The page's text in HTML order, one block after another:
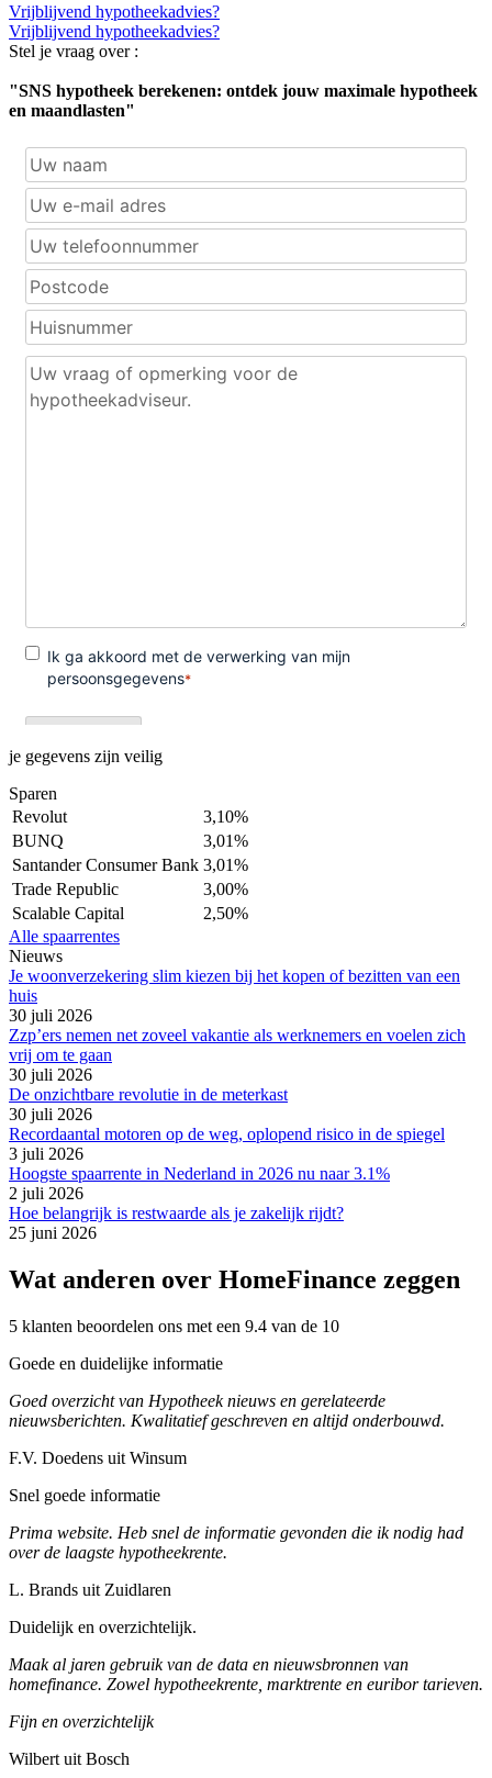
Vrijblijvend hypotheekadvies?
Vrijblijvend hypotheekadvies?
Stel je vraag over :
"SNS hypotheek berekenen: ontdek jouw maximale hypotheek
en maandlasten"
je gegevens zijn veilig
Sparen
Revolut
3,10%
BUNQ
3,01%
Santander Consumer Bank 3,01%
Trade Republic
3,00%
Scalable Capital
2,50%
Alle spaarrentes
Nieuws
Je woonverzekering slim kiezen bij het kopen of bezitten van een
huis
30 juli 2026
Zzp’ers nemen net zoveel vakantie als werknemers en voelen zich
vrij om te gaan
30 juli 2026
De onzichtbare revolutie in de meterkast
30 juli 2026
Recordaantal motoren op de weg, oplopend risico in de spiegel
3 juli 2026
Hoogste spaarrente in Nederland in 2026 nu naar 3.1%
2 juli 2026
Hoe belangrijk is restwaarde als je zakelijk rijdt?
25 juni 2026
Wat anderen over HomeFinance zeggen
5 klanten beoordelen ons met een 9.4 van de 10
Goede en duidelijke informatie
Goed overzicht van Hypotheek nieuws en gerelateerde
nieuwsberichten. Kwalitatief geschreven en altijd onderbouwd.
F.V. Doedens uit Winsum
Snel goede informatie
Prima website. Heb snel de informatie gevonden die ik nodig had
over de laagste hypotheekrente.
L. Brands uit Zuidlaren
Duidelijk en overzichtelijk.
Maak al jaren gebruik van de data en nieuwsbronnen van
homefinance. Zowel hypotheekrente, marktrente en euribor tarieven.
Fijn en overzichtelijk
Wilbert uit Bosch